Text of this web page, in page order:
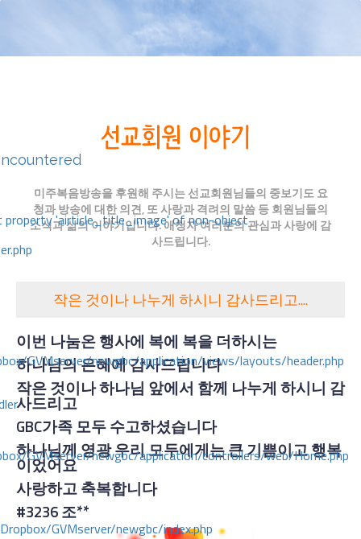
property 'airticle_title_image' of non-object
GVMserver/newgbc/application/views/layouts/header.php
GVMserver/newgbc/application/controllers/web/Home.php
GVMserver/newgbc/index.php
미주복음방송을 후원해 주시는 선교회원님들의 중보기도 요
청과 방송에 대한 의견, 또 사랑과 격려의 말씀 등 회원님들의
소식과 삶의 이야기입니다. 애청자 여러분의 관심과 사랑에 감
사드립니다.
작은 것이나 나누게 하시니 감사드리고....
이번 나눔온 행사에 복에 복을 더하시는
하나님의 은혜에 감사드립니다
작은 것이나 하나님 앞에서 함께 나누게 하시니 감
사드리고
GBC가족 모두 수고하셨습니다
하나님께 영광 우리 모두에게는 큰 기쁨이고 행복
이었어요
사랑하고 축복합니다
#3236조**